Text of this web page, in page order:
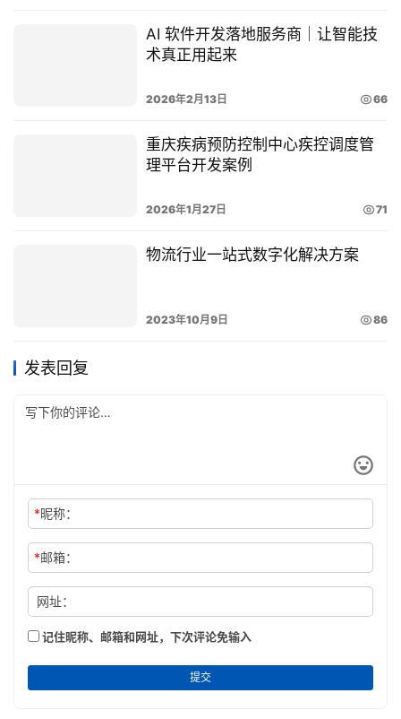
AI 软件开发落地服务商｜让智能技
术真正用起来
2026年2月13日 66
重庆疾病预防控制中心疾控调度管
理平台开发案例
2026年1月27日 71
物流行业一站式数字化解决方案
2023年10月9日 86
发表回复
*昵称：
*邮箱：
网址：
记住昵称、邮箱和网址，下次评论免输入
提交